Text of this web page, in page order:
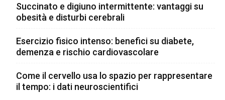
Succinato e digiuno intermittente: vantaggi su
obesità e disturbi cerebrali
Esercizio fisico intenso: benefici su diabete,
demenza e rischio cardiovascolare
Come il cervello usa lo spazio per rappresentare
il tempo: i dati neuroscientifici